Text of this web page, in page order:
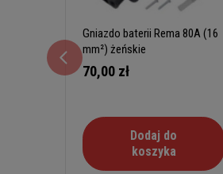
Gniazdo baterii Rema 80A (16
mm²) żeńskie
70,00 zł
Dodaj do
koszyka